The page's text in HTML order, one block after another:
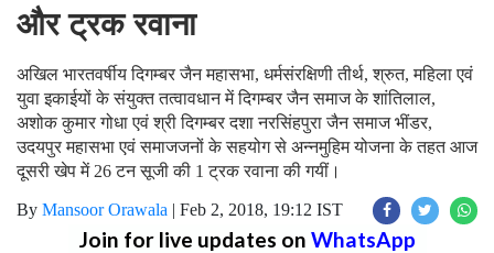
और ट्रक रवाना
अखिल भारतवर्षीय दिगम्बर जैन महासभा, धर्मसंरक्षिणी तीर्थ, श्रुत, महिला एवं
युवा इकाईयों के संयुक्त तत्वावधान में दिगम्बर जैन समाज के शांतिलाल,
अशोक कुमार गोधा एवं श्री दिगम्बर दशा नरसिंहपुरा जैन समाज भींडर,
उदयपुर महासभा एवं समाजजनों के सहयोग से अन्नमुहिम योजना के तहत आज
दूसरी खेप में 26 टन सूजी की 1 ट्रक रवाना की गयीं।
By Mansoor Orawala | Feb 2, 2018, 19:12 IST
Join for live updates on WhatsApp